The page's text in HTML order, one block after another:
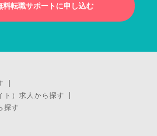
料転職サポートに申し込む
ト）求人から探す
探す